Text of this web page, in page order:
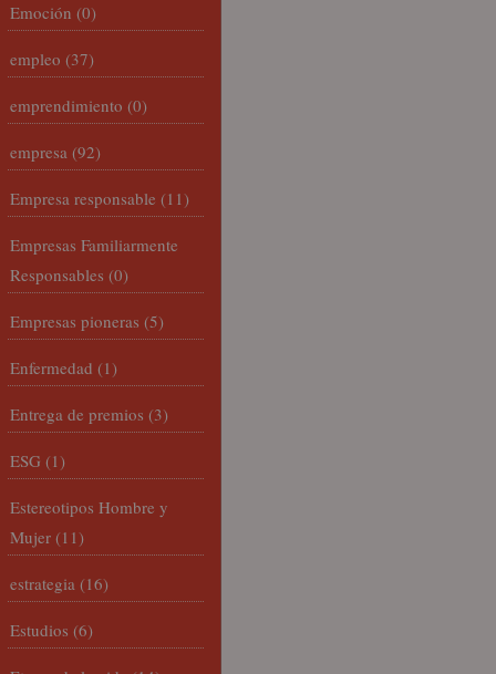
Emoción (0)
empleo (37)
emprendimiento (0)
empresa (92)
Empresa responsable (11)
Empresas Familiarmente
Responsables (0)
Empresas pioneras (5)
Enfermedad (1)
Entrega de premios (3)
ESG (1)
Estereotipos Hombre y
Mujer (11)
estrategia (16)
Estudios (6)